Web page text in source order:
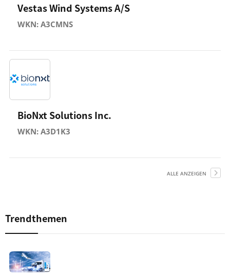
Vestas Wind Systems A/S
WKN: A3CMNS
BioNxt Solutions Inc.
WKN: A3D1K3
ALLE ANZEIGEN
Trendthemen